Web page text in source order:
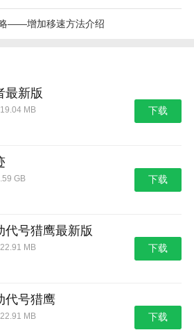
略——增加移速方法介绍
最新版
MB 下载
GB 下载
代号猎鹰最新版
MB 下载
代号猎鹰
MB 下载